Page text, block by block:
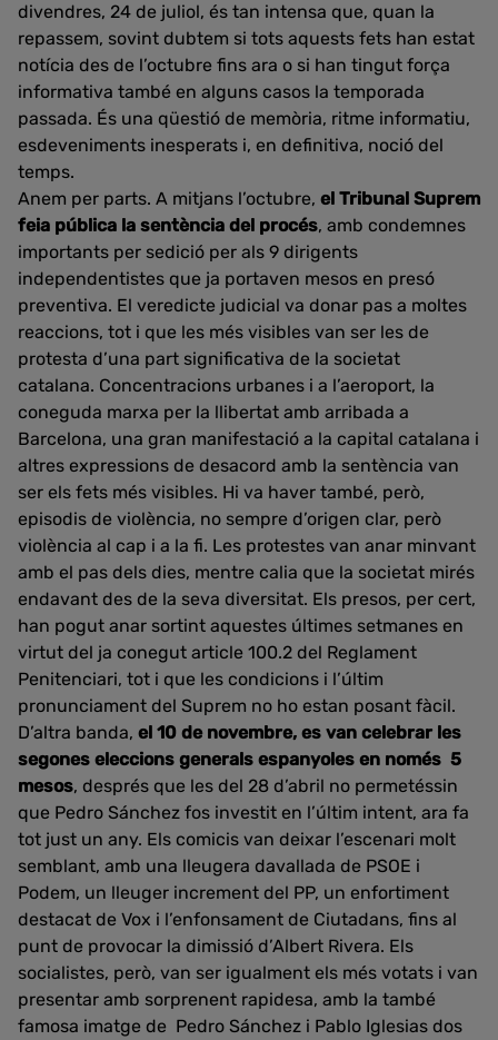
divendres, 24 de juliol, és tan intensa que, quan la
repassem, sovint dubtem si tots aquests fets han estat
notícia des de l’octubre fins ara o si han tingut força
informativa també en alguns casos la temporada
passada. És una qüestió de memòria, ritme informatiu,
esdeveniments inesperats i, en definitiva, noció del
temps.
Anem per parts. A mitjans l’octubre, el Tribunal Suprem
feia pública la sentència del procés, amb condemnes
importants per sedició per als 9 dirigents
independentistes que ja portaven mesos en presó
preventiva. El veredicte judicial va donar pas a moltes
reaccions, tot i que les més visibles van ser les de
protesta d’una part significativa de la societat
catalana. Concentracions urbanes i a l’aeroport, la
coneguda marxa per la llibertat amb arribada a
Barcelona, una gran manifestació a la capital catalana i
altres expressions de desacord amb la sentència van
ser els fets més visibles. Hi va haver també, però,
episodis de violència, no sempre d’origen clar, però
violència al cap i a la fi. Les protestes van anar minvant
amb el pas dels dies, mentre calia que la societat mirés
endavant des de la seva diversitat. Els presos, per cert,
han pogut anar sortint aquestes últimes setmanes en
virtut del ja conegut article 100.2 del Reglament
Penitenciari, tot i que les condicions i l’últim
pronunciament del Suprem no ho estan posant fàcil.
D’altra banda, el 10 de novembre, es van celebrar les
segones eleccions generals espanyoles en només 5
mesos, després que les del 28 d’abril no permetéssin
que Pedro Sánchez fos investit en l’últim intent, ara fa
tot just un any. Els comicis van deixar l’escenari molt
semblant, amb una lleugera davallada de PSOE i
Podem, un lleuger increment del PP, un enfortiment
destacat de Vox i l’enfonsament de Ciutadans, fins al
punt de provocar la dimissió d’Albert Rivera. Els
socialistes, però, van ser igualment els més votats i van
presentar amb sorprenent rapidesa, amb la també
famosa imatge de Pedro Sánchez i Pablo Iglesias dos